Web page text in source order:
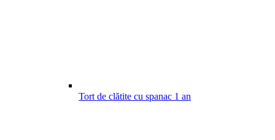
Tort de clătite cu spanac 1 an